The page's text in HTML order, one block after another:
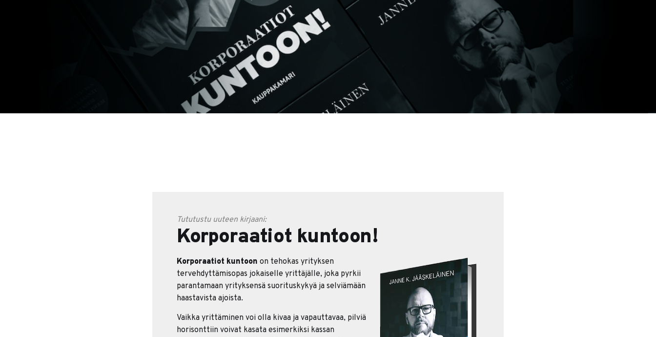
Tututustu uuteen kirjaani:
Korporaatiot kuntoon!
Korporaatiot kuntoon on tehokas yrityksen
tervehdyttämisopas jokaiselle yrittäjälle, joka pyrkii
parantamaan yrityksensä suorituskykyä ja selviämään
haastavista ajoista.
Vaikka yrittäminen voi olla kivaa ja vapauttavaa, pilviä
horisonttiin voivat kasata esimerkiksi kassan